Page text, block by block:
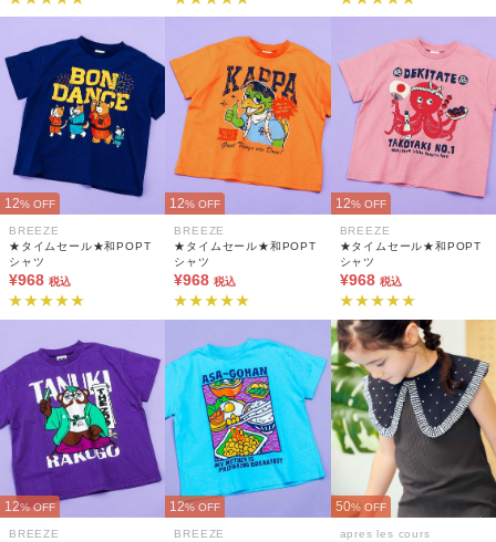
12% OFF
BREEZE
★タイムセール★和POPT
シャツ
¥968 税込
12% OFF
BREEZE
★タイムセール★和POPT
シャツ
¥968 税込
12% OFF
BREEZE
★タイムセール★和POPT
シャツ
¥968 税込
12% OFF
BREEZE
12% OFF
BREEZE
50% OFF
apres les cours